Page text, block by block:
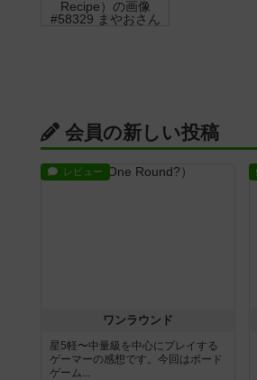
会員の新しい投稿
レビュー
ワンラウンド
星5軽〜中量級を中心にプレイする
ゲーマーの感想です。今回はボード
ゲーム...